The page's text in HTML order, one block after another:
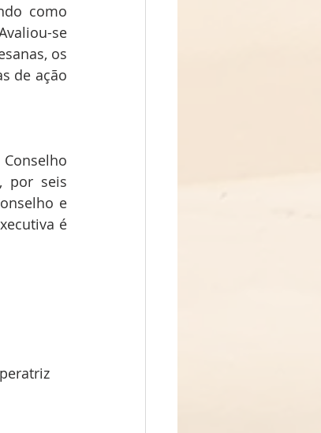
como
se
os
de ação
por seis
e
é